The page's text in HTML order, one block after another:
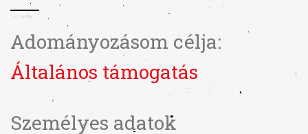
Adományozásom célja:
Általános támogatás
Személyes adatok